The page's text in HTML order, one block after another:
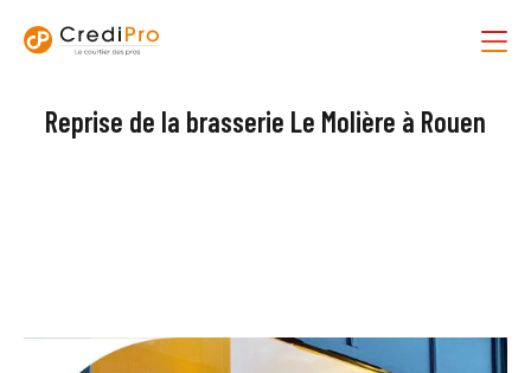
Reprise de la brasserie Le Molière à Rouen